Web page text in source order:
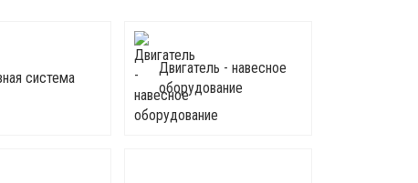
система
Двигатель - навесное
оборудование